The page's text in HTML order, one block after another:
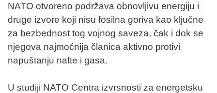
NATO otvoreno podržava obnovljivu energiju i
druge izvore koji nisu fosilna goriva kao ključne
za bezbednost tog vojnog saveza, čak i dok se
njegova najmoćnija članica aktivno protivi
napuštanju nafte i gasa.
U studiji NATO Centra izvrsnosti za energetsku